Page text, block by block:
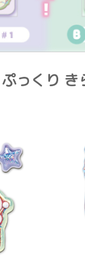
っくり